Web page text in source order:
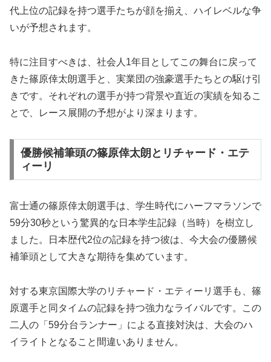
代上位の記録を持つ選手たちが顔を揃え、ハイレベルな争
いが予想されます。
特に注目すべきは、社会人1年目としてこの舞台に戻って
きた篠原倖太朗選手と、実業団の強豪選手たちとの駆け引
きです。それぞれの選手が持つ背景や直近の実績を知るこ
とで、レース展開の予想がより深まります。
優勝候補筆頭の篠原倖太朗とリチャード・エテ
ィーリ
富士通の篠原倖太朗選手は、学生時代にハーフマラソンで
59分30秒という驚異的な日本学生記録（当時）を樹立し
ました。日本歴代2位の記録を持つ彼は、今大会の優勝候
補筆頭として大きな期待を集めています。
対する東京国際大学のリチャード・エティーリ選手も、篠
原選手と同タイムの記録を持つ強力なライバルです。この
二人の「59分台ランナー」による直接対決は、大会のハ
イライトとなること間違いありません。